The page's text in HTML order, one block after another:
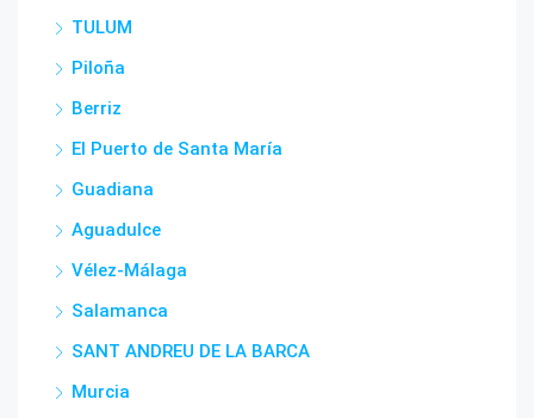
TULUM
Piloña
Berriz
El Puerto de Santa María
Guadiana
Aguadulce
Vélez-Málaga
Salamanca
SANT ANDREU DE LA BARCA
Murcia